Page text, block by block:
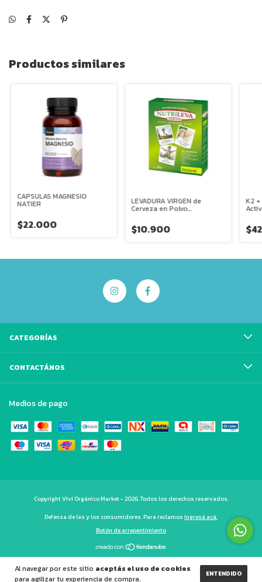
Al navegar por este sitio aceptás el uso de cookies
para agilizar tu experiencia de compra.
ENTENDIDO
Productos similares
CAPSULAS MAGNESIO
NATIER
$22.000
LEVADURA VIRGEN de
Cerveza en Polvo
$10.900
K2
CATEGORÍAS
CONTACTÁNOS
Medios de pago
Copyright Viví Orgánico Market - 2026. Todos los derechos reservados.
Defensa de las y los consumidores. Para reclamos ingresá acá.
Botón de arrepentimiento